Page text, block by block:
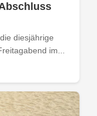
diesjährige
im...